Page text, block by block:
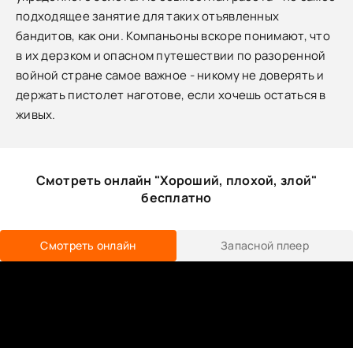
подходящее занятие для таких отъявленных
бандитов, как они. Компаньоны вскоре понимают, что
в их дерзком и опасном путешествии по разоренной
войной стране самое важное - никому не доверять и
держать пистолет наготове, если хочешь остаться в
живых.
Смотреть онлайн "Хороший, плохой, злой"
бесплатно
Смотреть онлайн Запасной плеер